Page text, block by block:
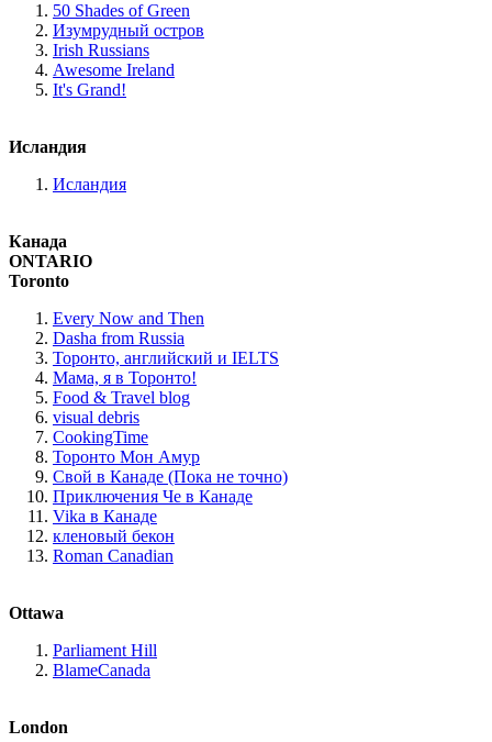
50 Shades of Green
Изумрудный остров
Irish Russians️
Awesome Ireland
It's Grand!
Исландия
Исландия
Канада
ONTARIO
Toronto
Every Now and Then
Dasha from Russia
Торонто, английский и IELTS
Мама, я в Торонто!
Food & Travel blog
visual debris
CookingTime
Торонто Мон Амур
Свой в Канаде (Пока не точно)
Приключения Че в Канаде
Vika в Канаде
кленовый бекон
Roman Canadian
Ottawa
Parliament Hill
BlameCanada
London